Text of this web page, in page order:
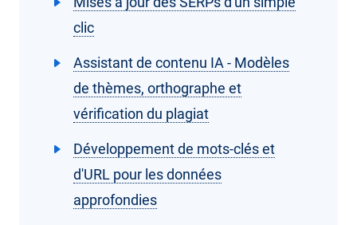
clic
Assistant de contenu IA - Modèles
de thèmes, orthographe et
vérification du plagiat
Développement de mots-clés et
d'URL pour les données
approfondies